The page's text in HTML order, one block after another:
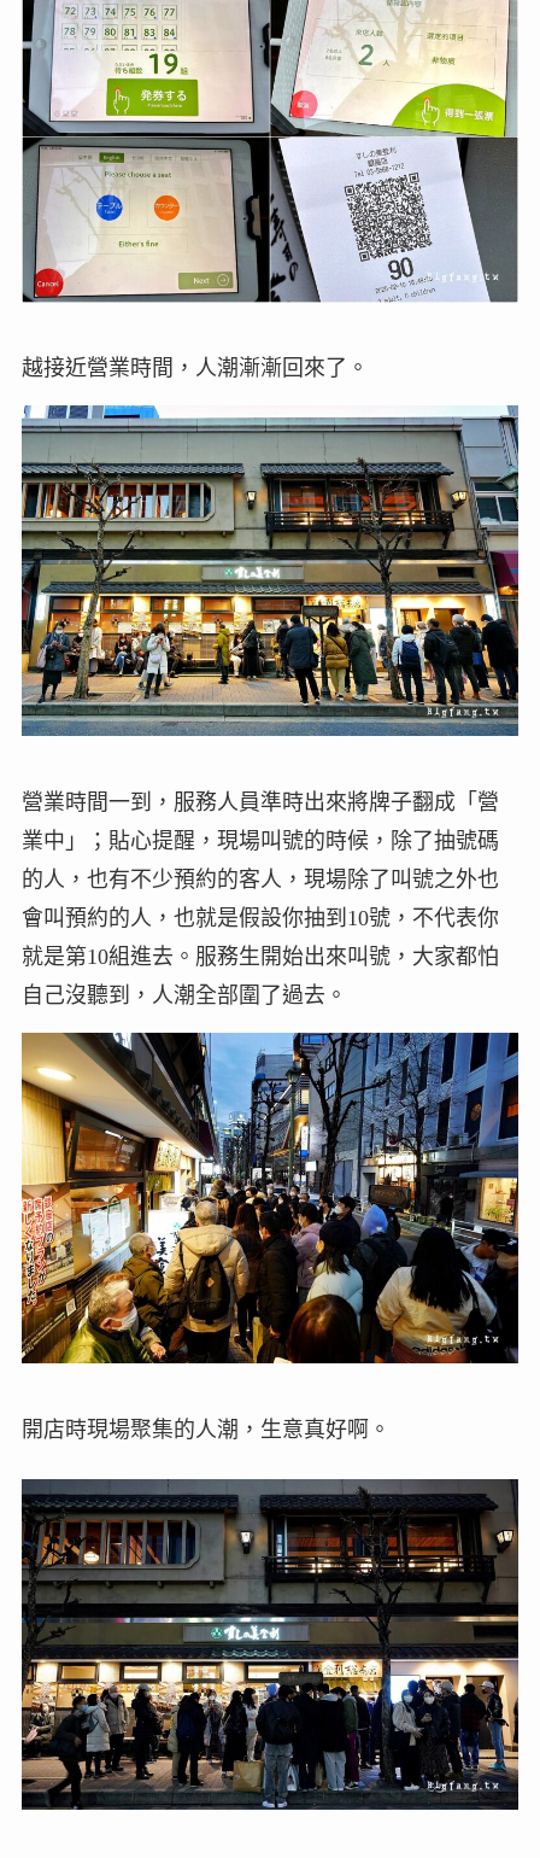
越接近營業時間，人潮漸漸回來了。
營業時間一到，服務人員準時出來將牌子翻成「營
業中」；貼心提醒，現場叫號的時候，除了抽號碼
的人，也有不少預約的客人，現場除了叫號之外也
會叫預約的人，也就是假設你抽到10號，不代表你
就是第10組進去。服務生開始出來叫號，大家都怕
自己沒聽到，人潮全部圍了過去。
開店時現場聚集的人潮，生意真好啊。